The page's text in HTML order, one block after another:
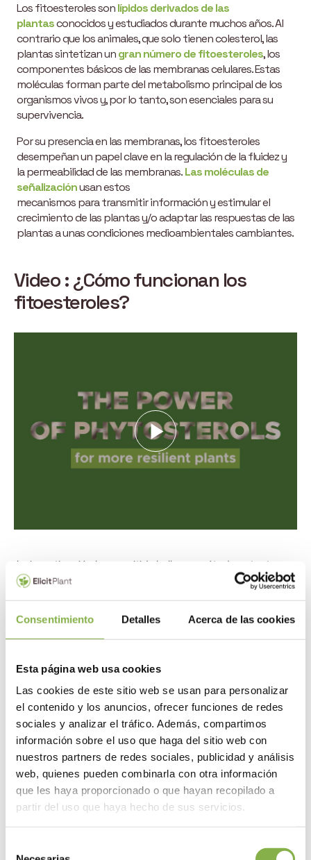
Consentimiento Detalles Acerca de las cookies
Esta página web usa cookies
Las cookies de este sitio web se usan para personalizar
el contenido y los anuncios, ofrecer funciones de redes
sociales y analizar el tráfico. Además, compartimos
información sobre el uso que haga del sitio web con
nuestros partners de redes sociales, publicidad y análisis
web, quienes pueden combinarla con otra información
que les haya proporcionado o que hayan recopilado a
partir del uso que haya hecho de sus servicios.
Los fitoesteroles sonlípidos derivados de las
plantasconocidos y estudiados durante muchos años. Al
contrario que los animales, que solo tienen colesterol, las
plantas sintetizan ungran número de fitoesteroles, los
componentes básicos de las membranas celulares. Estas
moléculas forman parte del metabolismo principal de los
organismos vivos y, por lo tanto, son esenciales para su
supervivencia.
Por su presencia en las membranas, los fitoesteroles
desempeñan un papel clave en la regulación de la fluidez y
la permeabilidad de las membranas.Las moléculas de
señalizaciónusan estos
mecanismos para transmitir información y estimular el
crecimiento de las plantas y/o adaptar las respuestas de las
plantas a unas condiciones medioambientales cambiantes.
Video : ¿Cómo funcionan los
fitoesteroles?
La investigación ha permitido hallar un método potente para
ayudar a las plantas a resistir el estrés hídrico Cómo afectan
Cómo funcionan los fitoesteroles